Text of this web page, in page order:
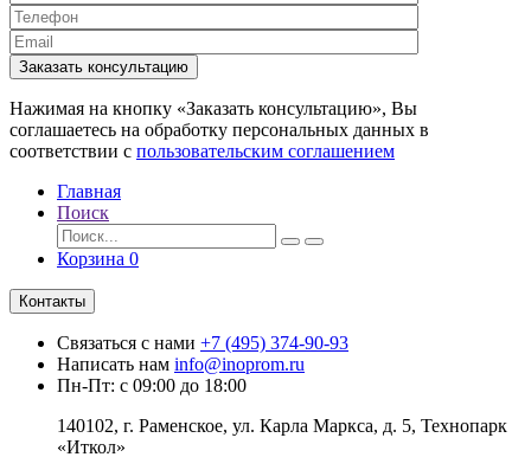
Заказать консультацию
Нажимая на кнопку «Заказать консультацию», Вы
соглашаетесь на обработку персональных данных в
соответствии с пользовательским соглашением
Главная
Поиск
Корзина 0
Контакты
Связаться с нами +7 (495) 374-90-93
Написать нам info@inoprom.ru
Пн-Пт: с 09:00 до 18:00
140102, г. Раменское, ул. Карла Маркса, д. 5, Технопарк
«Иткол»